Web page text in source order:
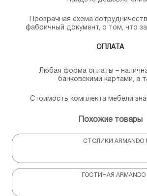
Прозрачная схема
фабричный документ, о том, что
ОПЛАТА
Любая форма оплаты –
банковскими картами, а
Стоимость комплекта мебели
Похожие товары
СТОЛИКИ ARMANDO
ГОСТИНАЯ ARMANDO